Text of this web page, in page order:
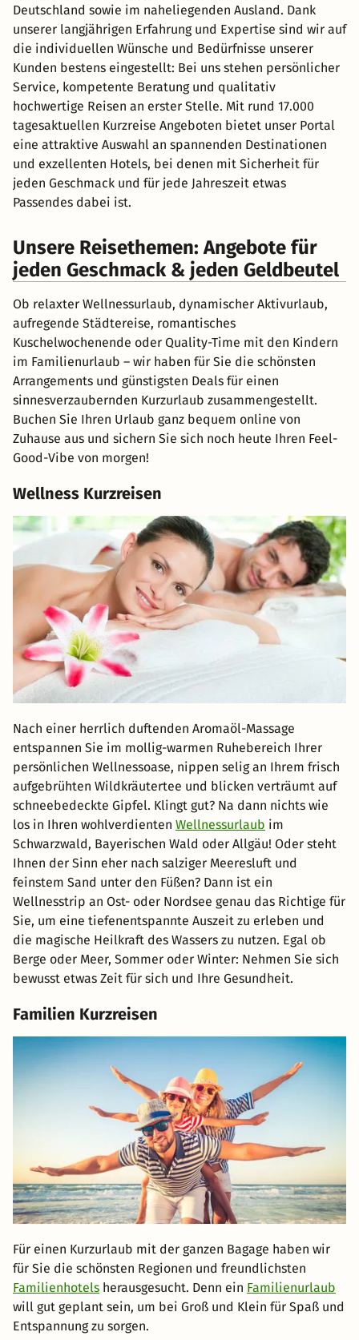
Deutschland sowie im naheliegenden Ausland. Dank
unserer langjährigen Erfahrung und Expertise sind wir auf
die individuellen Wünsche und Bedürfnisse unserer
Kunden bestens eingestellt: Bei uns stehen persönlicher
Service, kompetente Beratung und qualitativ
hochwertige Reisen an erster Stelle. Mit rund 17.000
tagesaktuellen Kurzreise Angeboten bietet unser Portal
eine attraktive Auswahl an spannenden Destinationen
und exzellenten Hotels, bei denen mit Sicherheit für
jeden Geschmack und für jede Jahreszeit etwas
Passendes dabei ist.
Unsere Reisethemen: Angebote für
jeden Geschmack & jeden Geldbeutel
Ob relaxter Wellnessurlaub, dynamischer Aktivurlaub,
aufregende Städtereise, romantisches
Kuschelwochenende oder Quality-Time mit den Kindern
im Familienurlaub – wir haben für Sie die schönsten
Arrangements und günstigsten Deals für einen
sinnesverzaubernden Kurzurlaub zusammengestellt.
Buchen Sie Ihren Urlaub ganz bequem online von
Zuhause aus und sichern Sie sich noch heute Ihren Feel-
Good-Vibe von morgen!
Wellness Kurzreisen
Nach einer herrlich duftenden Aromaöl-Massage
entspannen Sie im mollig-warmen Ruhebereich Ihrer
persönlichen Wellnessoase, nippen selig an Ihrem frisch
aufgebrühten Wildkräutertee und blicken verträumt auf
schneebedeckte Gipfel. Klingt gut? Na dann nichts wie
los in Ihren wohlverdienten Wellnessurlaub im
Schwarzwald, Bayerischen Wald oder Allgäu! Oder steht
Ihnen der Sinn eher nach salziger Meeresluft und
feinstem Sand unter den Füßen? Dann ist ein
Wellnesstrip an Ost- oder Nordsee genau das Richtige für
Sie, um eine tiefenentspannte Auszeit zu erleben und
die magische Heilkraft des Wassers zu nutzen. Egal ob
Berge oder Meer, Sommer oder Winter: Nehmen Sie sich
bewusst etwas Zeit für sich und Ihre Gesundheit.
Familien Kurzreisen
Für einen Kurzurlaub mit der ganzen Bagage haben wir
für Sie die schönsten Regionen und freundlichsten
Familienhotels herausgesucht. Denn ein Familienurlaub
will gut geplant sein, um bei Groß und Klein für Spaß und
Entspannung zu sorgen.